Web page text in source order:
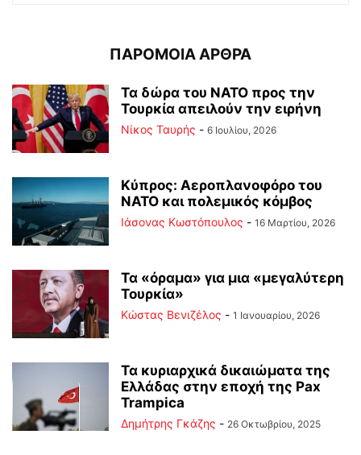
ΠΑΡΟΜΟΙΑ ΑΡΘΡΑ
Τα δώρα του ΝΑΤΟ προς την
Τουρκία απειλούν την ειρήνη
Νίκος Ταυρής - 6 Ιουλίου, 2026
Κύπρος: Αεροπλανοφόρο του
ΝΑΤΟ και πολεμικός κόμβος
Ιάσονας Κωστόπουλος - 16 Μαρτίου, 2026
Τα «όραμα» για μια «μεγαλύτερη
Τουρκία»
Κώστας Βενιζέλος - 1 Ιανουαρίου, 2026
Τα κυριαρχικά δικαιώματα της
Ελλάδας στην εποχή της Pax
Trampica
Δημήτρης Γκάζης - 26 Οκτωβρίου, 2025